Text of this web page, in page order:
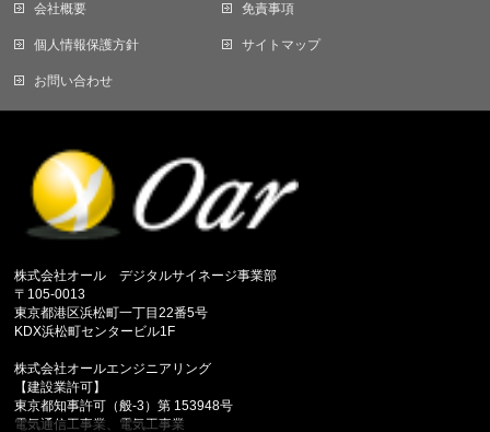
会社概要 免責事項
個人情報保護方針 サイトマップ
お問い合わせ
株式会社オール デジタルサイネージ事業部
〒105-0013
東京都港区浜松町一丁目22番5号
KDX浜松町センタービル1F
株式会社オールエンジニアリング
【建設業許可】
東京都知事許可（般-3）第 153948号
電気通信工事業、電気工事業